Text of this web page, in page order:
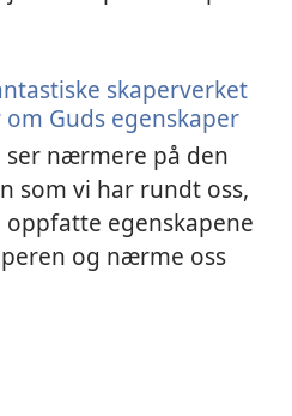
skaperverket
Guds egenskaper
ser nærmere på den
som vi har rundt oss,
oppfatte egenskapene
og nærme oss